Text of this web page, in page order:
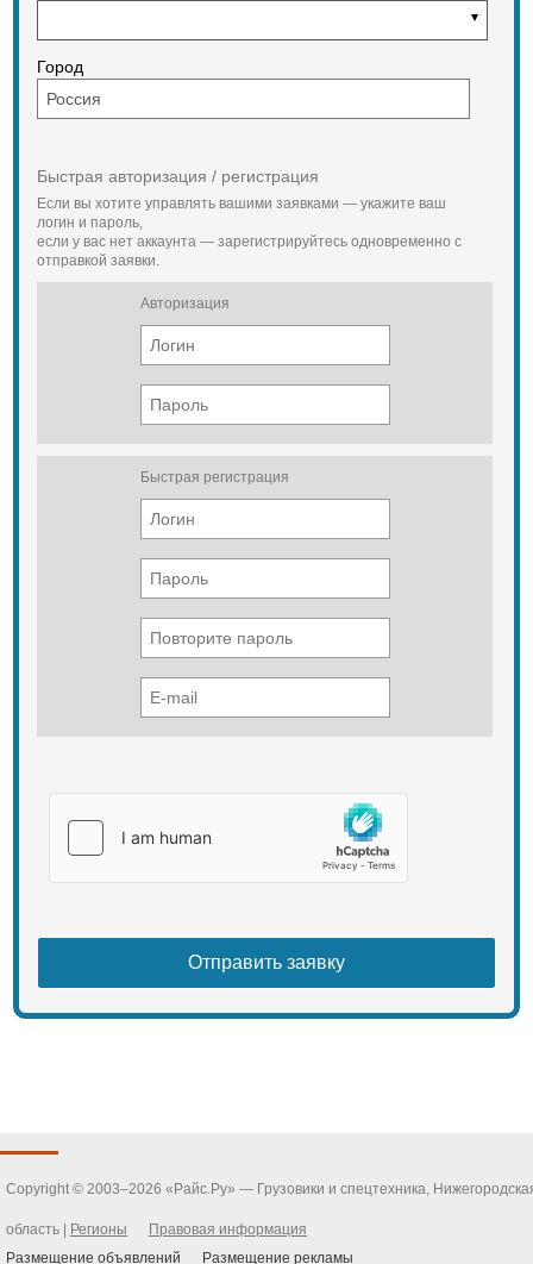
Город
Быстрая авторизация / регистрация
Если вы хотите управлять вашими заявками — укажите ваш
логин и пароль,
если у вас нет аккаунта — зарегистрируйтесь одновременно с
отправкой заявки.
Авторизация
Быстрая регистрация
Copyright © 2003–2026 «Райс.Ру» — Грузовики и спецтехника,
область | Регионы
Правовая информация
Размещение объявлений
Размещение рекламы